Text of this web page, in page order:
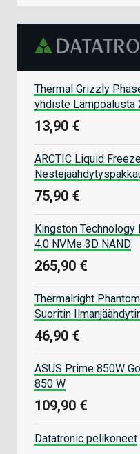
Thermal Grizzly
yhdiste Lämpöalusta
13,90 €
ARCTIC Liquid
75,90 €
Kingston Technology
4.0 NVMe 3D NAND
265,90 €
Thermalright
Suoritin
46,90 €
ASUS Prime 850W
850 W
109,90 €
Datatronic pelikoneet